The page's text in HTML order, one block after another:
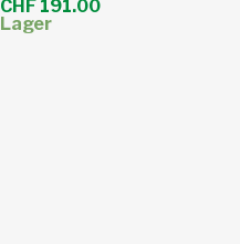
CHF 191.00
Lager